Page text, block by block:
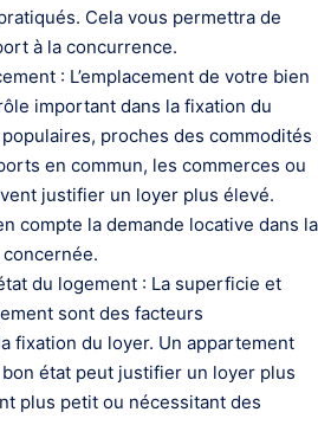
Cela vous permettra de
à la concurrence.
: L’emplacement de votre bien
important dans la fixation du
proches des commodités
en commun, les commerces ou
justifier un loyer plus élevé.
compte la demande locative dans la
du logement : La superficie et
sont des facteurs
fixation du loyer. Un appartement
état peut justifier un loyer plus
plus petit ou nécessitant des